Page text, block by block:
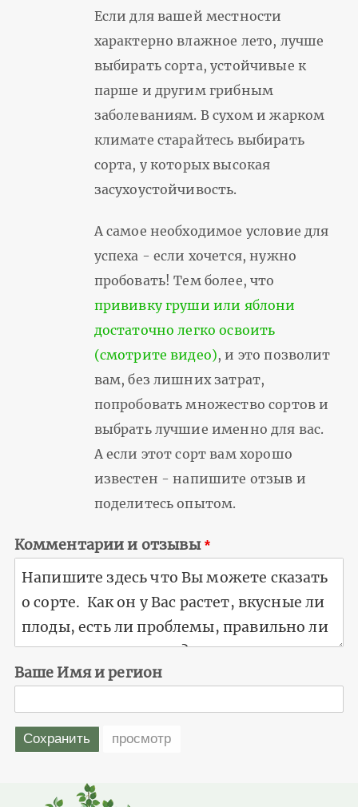
Если для вашей местности
характерно влажное лето, лучше
выбирать сорта, устойчивые к
парше и другим грибным
заболеваниям. В сухом и жарком
климате старайтесь выбирать
сорта, у которых высокая
засухоустойчивость.
А самое необходимое условие для
успеха - если хочется, нужно
пробовать! Тем более, что
прививку груши или яблони
достаточно легко освоить
(смотрите видео), и это позволит
вам, без лишних затрат,
попробовать множество сортов и
выбрать лучшие именно для вас.
А если этот сорт вам хорошо
известен - напишите отзыв и
поделитесь опытом.
Комментарии и отзывы
Ваше Имя и регион